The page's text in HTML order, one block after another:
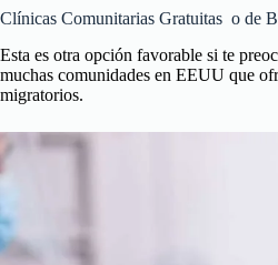
Clínicas Comunitarias Gratuitas o de
Esta es otra opción favorable si te
muchas comunidades en EEUU que
migratorios.